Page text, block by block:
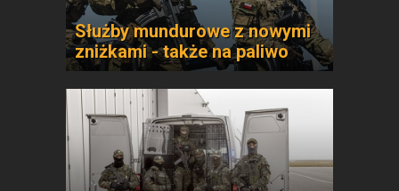
Służby mundurowe z nowymi
zniżkami - także na paliwo